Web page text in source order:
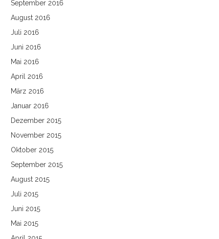
September 2016
August 2016
Juli 2016
Juni 2016
Mai 2016
April 2016
März 2016
Januar 2016
Dezember 2015
November 2015
Oktober 2015
September 2015
August 2015
Juli 2015
Juni 2015
Mai 2015